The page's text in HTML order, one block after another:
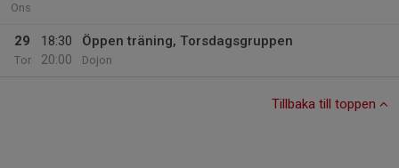
Ons
29
Tor
18:30
20:00
Öppen träning, Torsdagsgruppen
Dojon
Tillbaka till toppen